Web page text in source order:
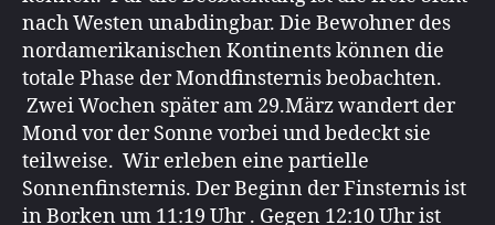
nach Westen unabdingbar. Die Bewohner des
nordamerikanischen Kontinents können die
totale Phase der Mondfinsternis beobachten.
Zwei Wochen später am 29.März wandert der
Mond vor der Sonne vorbei und bedeckt sie
teilweise. Wir erleben eine partielle
Sonnenfinsternis. Der Beginn der Finsternis ist
in Borken um 11:19 Uhr . Gegen 12:10 Uhr ist